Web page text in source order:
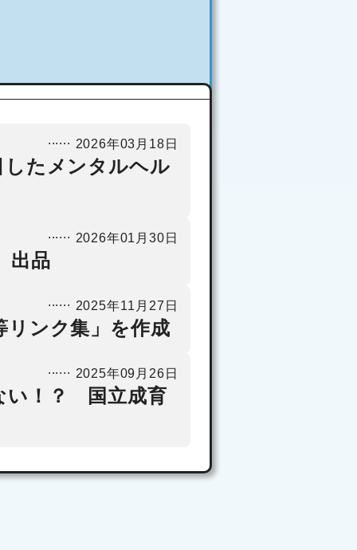
なる197件に上る。海外で
2026年03月18日
したメンタルヘル
2026年01月30日
出品
2025年11月27日
リンク集」を作成
2025年09月26日
い！？ 国立成育
師・看護師
刊のお知ら
せ
2025年09月25日